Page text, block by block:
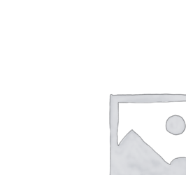
SHTOJE NË